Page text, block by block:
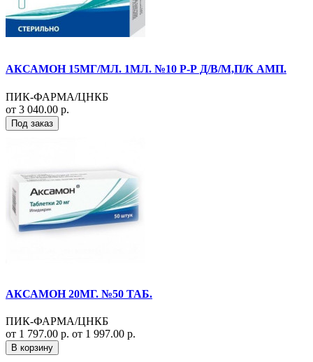
АКСАМОН 15МГ/МЛ. 1МЛ. №10 Р-Р Д/В/М,П/К АМП.
ПИК-ФАРМА/ЦНКБ
от 3 040.00 р.
Под заказ
АКСАМОН 20МГ. №50 ТАБ.
ПИК-ФАРМА/ЦНКБ
от 1 797.00 р. от 1 997.00 р.
В корзину